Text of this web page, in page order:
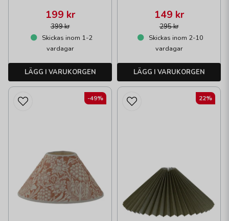
399 kr
199 kr
Skickas inom 1-2
vardagar
LÄGG I VARUKORGEN
295 kr
149 kr
Skickas inom 2-10
vardagar
LÄGG I VARUKORGEN
-49% 22%